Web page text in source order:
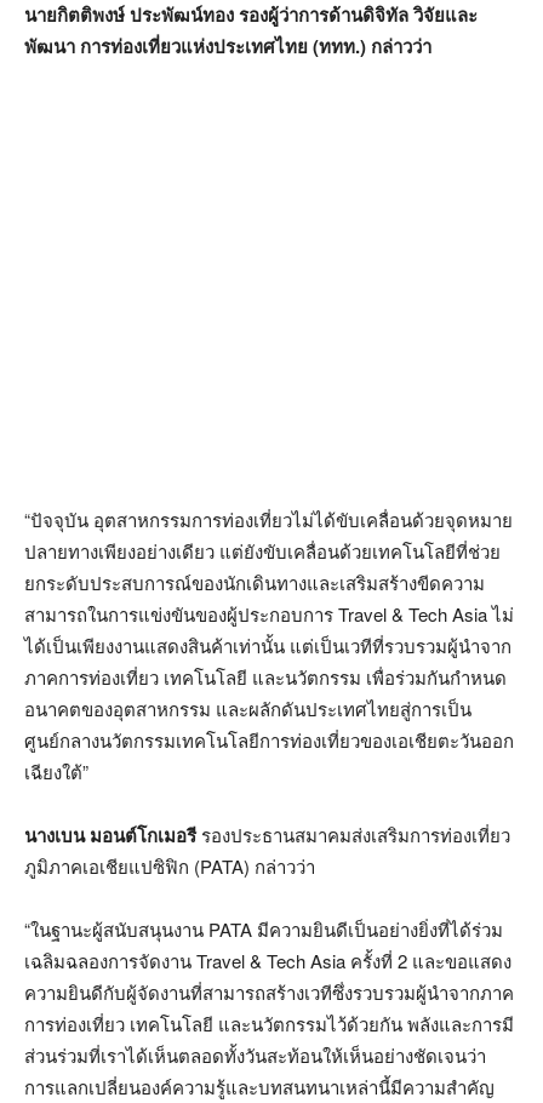
นายกิตติพงษ์ ประพัฒน์ทอง รองผู้ว่าการด้านดิจิทัลวิจัยและ
พัฒนา การท่องเที่ยวแห่งประเทศไทย(ททท.) กล่าวว่า
“ปัจจุบัน อุตสาหกรรมการท่องเที่ยวไม่ได้ขับเคลื่อนด้วยจุดหมาย
ปลายทางเพียงอย่างเดียว แต่ยังขับเคลื่อนด้วยเทคโนโลยีที่ช่วย
ยกระดับประสบการณ์ของนักเดินทางและเสริมสร้างขีดความ
สามารถในการแข่งขันของผู้ประกอบการ Travel & Tech Asia ไม่
ได้เป็นเพียงงานแสดงสินค้าเท่านั้น แต่เป็นเวทีที่รวบรวมผู้นำจาก
ภาคการท่องเที่ยว เทคโนโลยี และนวัตกรรม เพื่อร่วมกันกำหนด
อนาคตของอุตสาหกรรม และผลักดันประเทศไทยสู่การเป็น
ศูนย์กลางนวัตกรรมเทคโนโลยีการท่องเที่ยวของเอเชียตะวันออก
เฉียงใต้”
นางเบน มอนต์โกเมอรีรองประธานสมาคมส่งเสริมการท่องเที่ยว
ภูมิภาคเอเชียแปซิฟิก (PATA) กล่าวว่า
“ในฐานะผู้สนับสนุนงาน PATA มีความยินดีเป็นอย่างยิ่งที่ได้ร่วม
เฉลิมฉลองการจัดงาน Travel & Tech Asia ครั้งที่ 2 และขอแสดง
ความยินดีกับผู้จัดงานที่สามารถสร้างเวทีซึ่งรวบรวมผู้นำจากภาค
การท่องเที่ยว เทคโนโลยี และนวัตกรรมไว้ด้วยกัน พลังและการมี
ส่วนร่วมที่เราได้เห็นตลอดทั้งวันสะท้อนให้เห็นอย่างชัดเจนว่า
การแลกเปลี่ยนองค์ความรู้และบทสนทนาเหล่านี้มีความสำคัญ